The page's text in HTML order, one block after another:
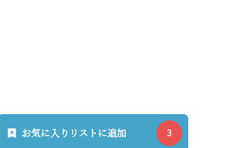
お気に入りリストに追加